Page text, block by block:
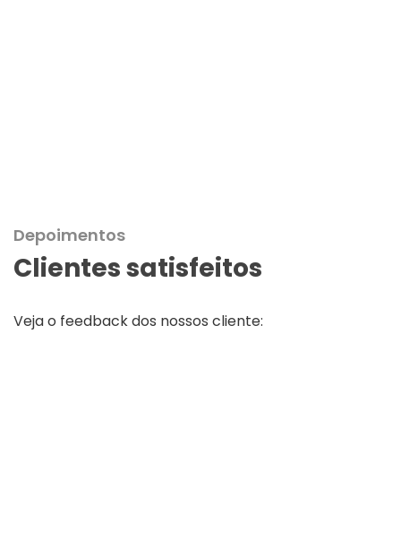
Depoimentos
Clientes satisfeitos
Veja o feedback dos nossos cliente: